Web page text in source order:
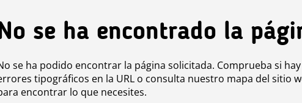
se ha encontrado la
se ha podido encontrar la página solicitada. Comprueba si hay
tipográficos en la URL o consulta nuestro mapa del sitio
encontrar lo que necesites.